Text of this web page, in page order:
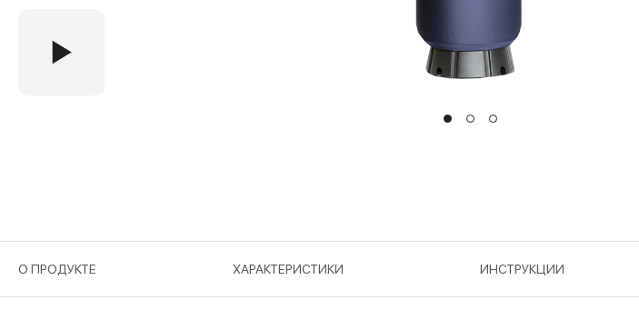
О ПРОДУКТЕ ХАРАКТЕРИСТИКИ ИНСТРУКЦИИ